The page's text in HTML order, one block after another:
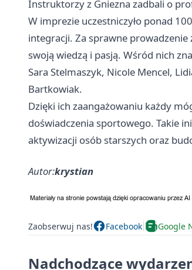
Instruktorzy z Gniezna zadbali o
W imprezie uczestniczyło ponad
integracji. Za sprawne prowadzenie
swoją wiedzą i pasją. Wśród nich
Sara Stelmaszyk, Nicole Mencel,
Bartkowiak.
Dzięki ich zaangażowaniu każdy
doświadczenia sportowego. Takie
aktywizacji osób starszych oraz
Autor:krystian
Zaobserwuj nas! Facebook Google
Nadchodzące